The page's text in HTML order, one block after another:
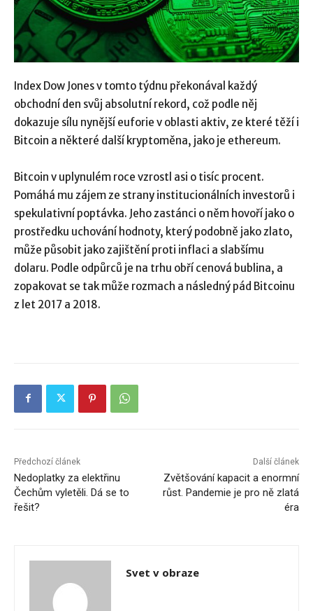
Index Dow Jones v tomto týdnu překonával každý
obchodní den svůj absolutní rekord, což podle něj
dokazuje sílu nynější euforie v oblasti aktiv, ze které těží i
Bitcoin a některé další kryptoměna, jako je ethereum.
Bitcoin v uplynulém roce vzrostl asi o tisíc procent.
Pomáhá mu zájem ze strany institucionálních investorů i
spekulativní poptávka. Jeho zastánci o něm hovoří jako o
prostředku uchování hodnoty, který podobně jako zlato,
může působit jako zajištění proti inflaci a slabšímu
dolaru. Podle odpůrců je na trhu obří cenová bublina, a
zopakovat se tak může rozmach a následný pád Bitcoinu
z let 2017 a 2018.
Předchozí článek
Nedoplatky za elektřinu
Čechům vyletěli. Dá se to
řešit?
Další článek
Zvětšování kapacit a enormní
růst. Pandemie je pro ně zlatá
éra
Svet v obraze